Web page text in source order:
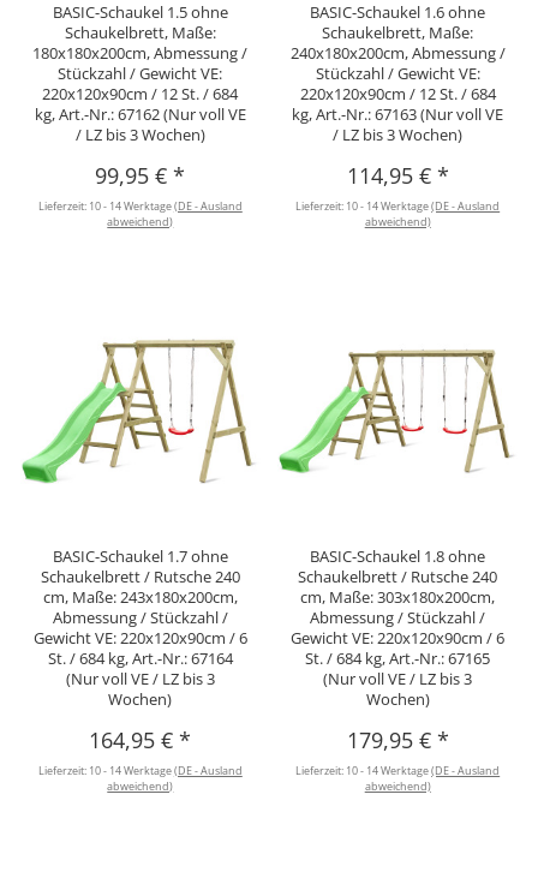
BASIC-Schaukel 1.5 ohne
Schaukelbrett, Maße:
180x180x200cm, Abmessung /
Stückzahl / Gewicht VE:
220x120x90cm / 12 St. / 684
kg, Art.-Nr.: 67162 (Nur voll VE
/ LZ bis 3 Wochen)
99,95 €*
Lieferzeit: 10 - 14 Werktage(DE - Ausland
abweichend)
BASIC-Schaukel 1.6 ohne
Schaukelbrett, Maße:
240x180x200cm, Abmessung /
Stückzahl / Gewicht VE:
220x120x90cm / 12 St. / 684
kg, Art.-Nr.: 67163 (Nur voll VE
/ LZ bis 3 Wochen)
114,95 € *
Lieferzeit: 10 - 14 Werktage(DE - Ausland
abweichend)
BASIC-Schaukel 1.7 ohne
Schaukelbrett / Rutsche 240
cm, Maße: 243x180x200cm,
Abmessung / Stückzahl /
Gewicht VE: 220x120x90cm / 6
St. / 684 kg, Art.-Nr.: 67164
(Nur voll VE / LZ bis 3
Wochen)
164,95 €*
Lieferzeit: 10 - 14 Werktage(DE - Ausland
abweichend)
BASIC-Schaukel 1.8 ohne
Schaukelbrett / Rutsche 240
cm, Maße: 303x180x200cm,
Abmessung / Stückzahl /
Gewicht VE: 220x120x90cm / 6
St. / 684 kg, Art.-Nr.: 67165
(Nur voll VE / LZ bis 3
Wochen)
179,95 € *
Lieferzeit: 10 - 14 Werktage(DE - Ausland
abweichend)